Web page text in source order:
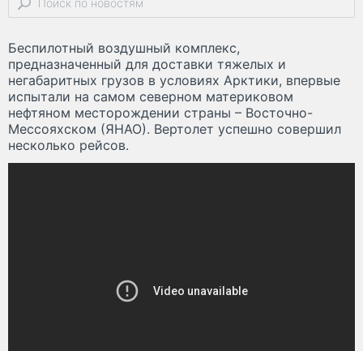
Беспилотный воздушный комплекс,
предназначенный для доставки тяжелых и
негабаритных грузов в условиях Арктики, впервые
испытали на самом северном материковом
нефтяном месторождении страны – Восточно-
Мессояхском (ЯНАО). Вертолет успешно совершил
несколько рейсов.